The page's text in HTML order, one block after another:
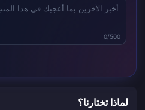
0/500
لماذا تختارنا؟